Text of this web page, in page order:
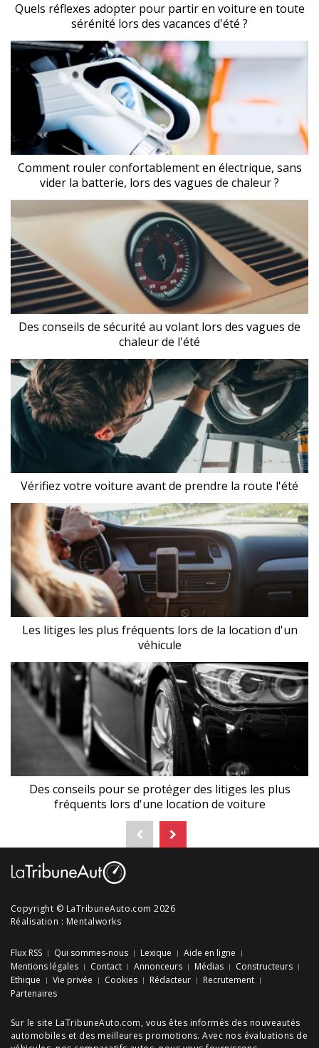
Quels réflexes adopter pour partir en voiture en toute
sérénité lors des vacances d'été ?
Comment rouler confortablement en électrique, sans
vider la batterie, lors des vagues de chaleur ?
Des conseils de sécurité au volant lors des vagues de
chaleur de l'été
Vérifiez votre voiture avant de prendre la route l'été
Les litiges les plus fréquents lors de la location d'un
véhicule
Des conseils pour se protéger des litiges les plus
fréquents lors d'une location de voiture
Copyright © LaTribuneAuto.com 2026
Réalisation : Mentalworks
Flux RSS Qui sommes-nous Lexique
Aide en ligne
Mentions légales
Contact Annonceurs Médias
Constructeurs
Ethique
Vie privée Cookies Rédacteur
Recrutement
Partenaires
Sur le site LaTribuneAuto.com, vous êtes informés des nouveautés
automobiles et des meilleures promotions. Avec nos évaluations de